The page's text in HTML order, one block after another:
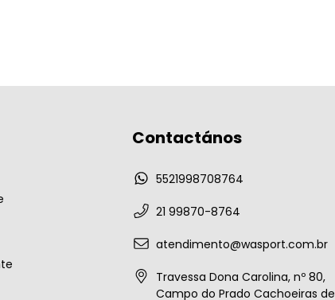
Contactános
5521998708764
21 99870-8764
atendimento@wasport.com.br
Travessa Dona Carolina, nº 80,
Campo do Prado Cachoeiras de